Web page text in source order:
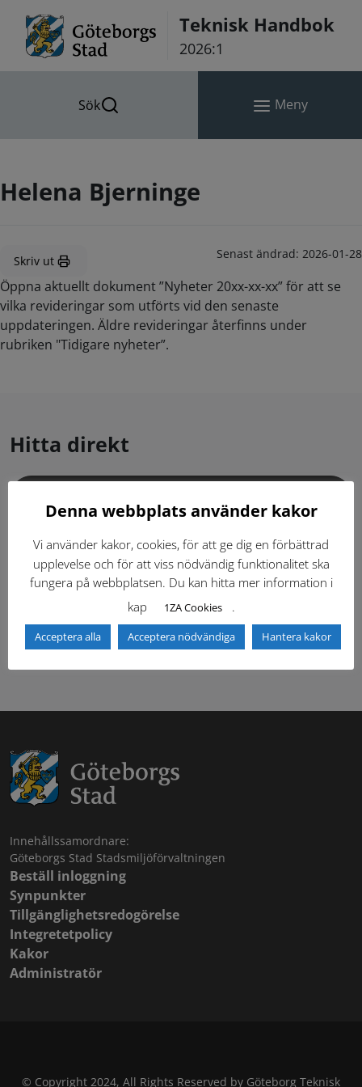
Teknisk Handbok
2026:1
Sök Meny
Helena Bjerninge
Skriv ut Senast ändrad: 2026-01-28
Öppna aktuellt dokument ”Nyheter 20xx-xx-xx” för att se
vilka revideringar som utförts vid den senaste
uppdateringen. Äldre revideringar återfinns under
rubriken "Tidigare nyheter”.
Hitta direkt
Dokumentbibliotek Kontaktlista
Tidigare versioner Nyheter
Säkerhetsordningen
Innehållssamordnare:
Göteborgs Stad Stadsmiljöförvaltningen
Beställ inloggning
Synpunkter
Tillgänglighetsredogörelse
Integretetpolicy
Kakor
Administratör
© Copyright 2024, All Rights Reserved by Göteborg Teknisk
Denna webbplats använder kakor
Vi använder kakor, cookies, för att ge dig en förbättrad
upplevelse och för att viss nödvändig funktionalitet ska
fungera på webbplatsen. Du kan hitta mer information i
kap
1ZA Cookies .
Acceptera alla Acceptera nödvändiga Hantera kakor